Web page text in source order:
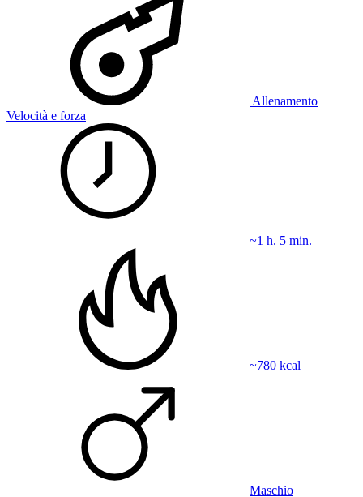
Allenamento
Velocità e forza
~1 h. 5 min.
~780 kcal
Maschio